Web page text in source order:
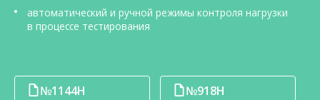
автоматический и ручной режимы контроля нагрузки
в процессе тестирования
№1144Н №918Н